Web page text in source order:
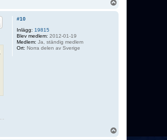
#10
Inlägg: 19815
Blev medlem: 2012-01-19
Medlem: Ja, ständig medlem
Ort: Norra delen av Sverige